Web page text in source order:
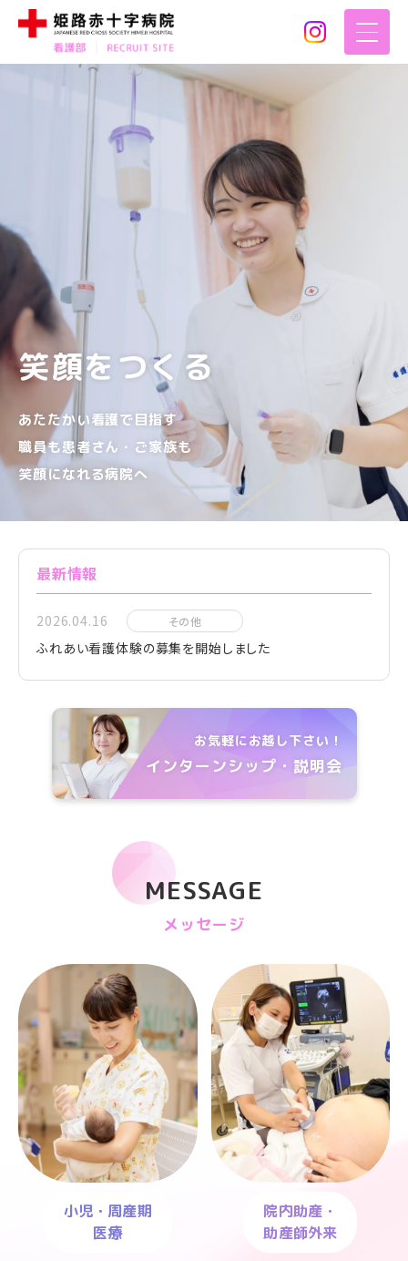
笑顔をつくる
あたたかい看護で目指す
職員も患者さん・ご家族も
笑顔になれる病院へ
最新情報
2026.04.16 その他
ふれあい看護体験の募集を開始しました
お気軽にお越し下さい！
インターンシップ・説明会
MESSAGE
メッセージ
小児・周産期
医療
院内助産・
助産師外来